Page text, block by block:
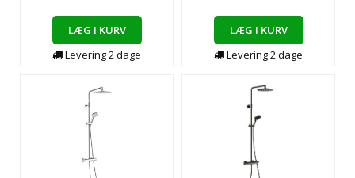
LÆG I KURV
Levering2dage
LÆG I KURV
Levering2dage